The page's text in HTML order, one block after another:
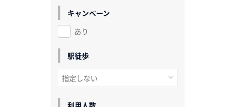
キャンペーン
あり
駅徒歩
利用人数